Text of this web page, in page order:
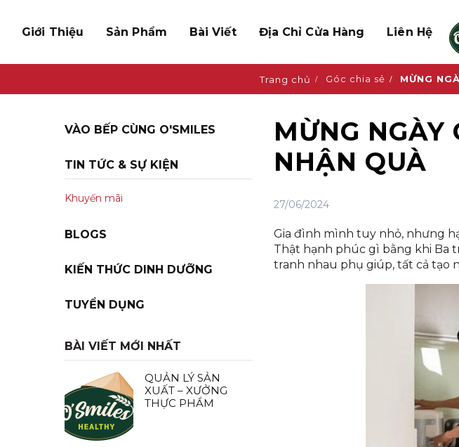
Giới Thiệu Sản Phẩm Bài Viết Địa Chỉ Cửa Hàng Liên Hệ
Trang chủ Góc chia sẻ MỪNG
VÀO BẾP CÙNG O'SMILES
TIN TỨC & SỰ KIỆN
Khuyến mãi
BLOGS
KIẾN THỨC DINH DƯỠNG
TUYỂN DỤNG
BÀI VIẾT MỚI NHẤT
QUẢN LÝ SẢN
XUẤT – XƯỞNG
THỰC PHẨM
MỪNG
NHẬN QUÀ
27/06/2024
Gia đình mình tuy nhỏ, nhưng
Thật hạnh phúc gì bằng khi Ba
tranh nhau phụ giúp, tất cả tạo